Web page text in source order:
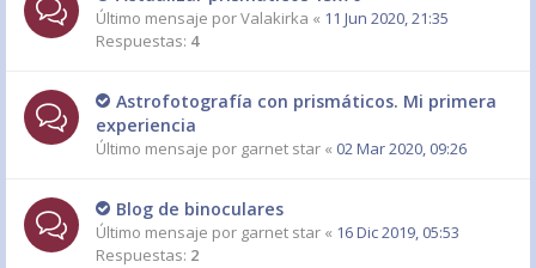
Último mensaje porValakirka « 11 Jun 2020, 21:35
Respuestas: 4
Astrofotografía con prismáticos. Mi primera
experiencia
Último mensaje por garnet star « 02 Mar 2020, 09:26
Blog de binoculares
Último mensaje por garnet star « 16 Dic 2019, 05:53
Respuestas: 2